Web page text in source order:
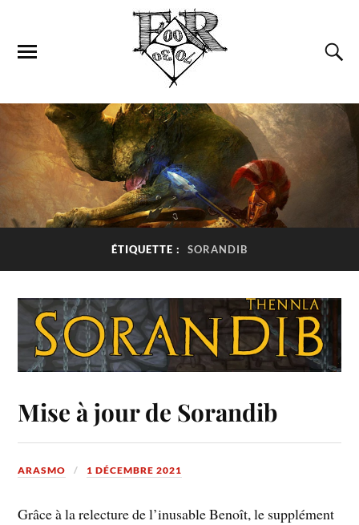
ÉTIQUETTE : SORANDIB
Mise à jour de Sorandib
ARASMO 1 DÉCEMBRE 2021
Grâce à la relecture de l’inusable Benoît, le supplément